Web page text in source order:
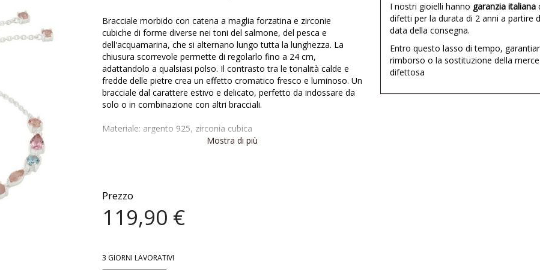
Bracciale morbido con catena a maglia forzatina e zirconie
cubiche di forme diverse nei toni del salmone, del pesca e
dell'acquamarina, che si alternano lungo tutta la lunghezza. La
chiusura scorrevole permette di regolarlo fino a 24 cm,
adattandolo a qualsiasi polso. Il contrasto tra le tonalità calde e
fredde delle pietre crea un effetto cromatico fresco e luminoso. Un
bracciale dal carattere estivo e delicato, perfetto da indossare da
solo o in combinazione con altri bracciali.
Materiale: argento 925, zirconia cubica
Modello: bracciale morbidoMostra di più
Prezzo
119,90 €
3 GIORNI LAVORATIVI
I nostri gioielli hanno garanzia italiana
difetti per la durata di 2 anni a partire
data della consegna.
Entro questo lasso di tempo,
rimborso o la sostituzione della merce
difettosa